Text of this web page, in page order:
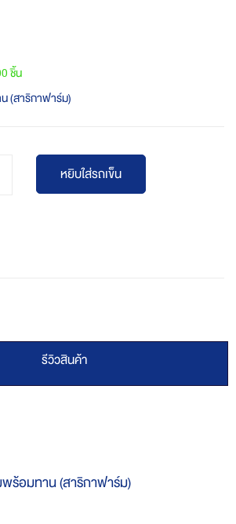
ชิ้น
(สาริกาฟาร์ม)
หยิบใส่รถเข็น
รีวิวสินค้า
ร้อมทาน (สาริกาฟาร์ม)